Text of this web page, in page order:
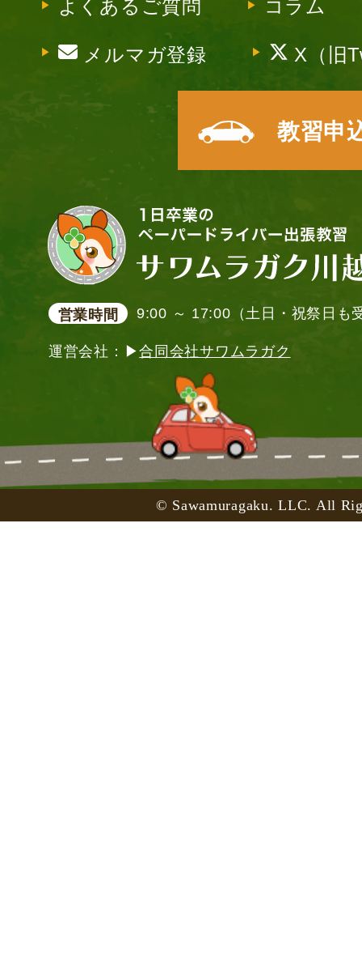
よくあるご質問 コラム
メルマガ登録 X（旧
教習申
営業時間 9:00 ～ 17:00（土日・祝祭日も
運営会社：▶合同会社サワムラガク
© Sawamuragaku. LLC. All